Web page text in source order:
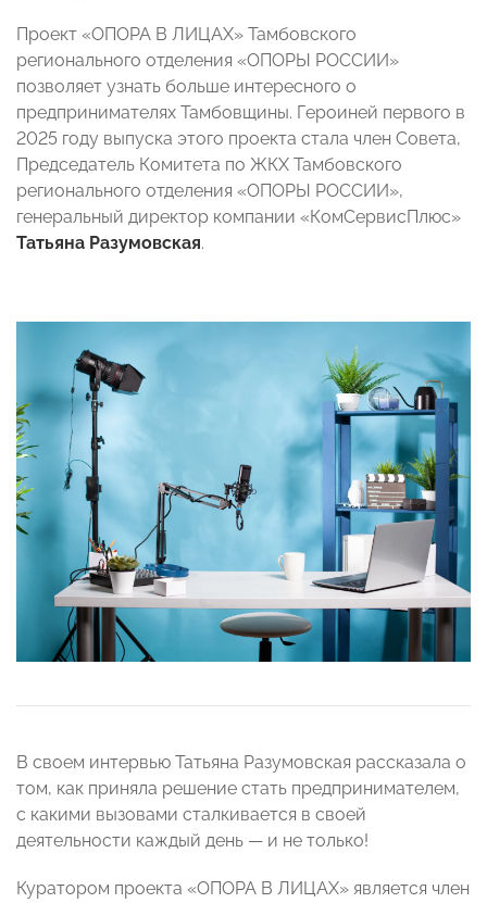
Проект «ОПОРА В ЛИЦАХ» Тамбовского
регионального отделения «ОПОРЫ РОССИИ»
позволяет узнать больше интересного о
предпринимателях Тамбовщины. Героиней первого в
2025 году выпуска этого проекта стала член Совета,
Председатель Комитета по ЖКХ Тамбовского
регионального отделения «ОПОРЫ РОССИИ»,
генеральный директор компании «КомСервисПлюс»
Татьяна Разумовская.
В своем интервью Татьяна Разумовская рассказала о
том, как приняла решение стать предпринимателем,
с какими вызовами сталкивается в своей
деятельности каждый день — и не только!
Куратором проекта «ОПОРА В ЛИЦАХ» является член